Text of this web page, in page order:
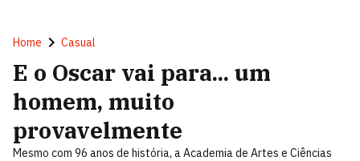
Home Casual
E o Oscar vai para... um
homem, muito
provavelmente
Mesmo com 96 anos de história, a Academia de Artes e Ciências